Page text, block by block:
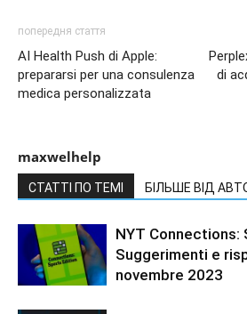
попередня стаття
AI Health Push di Apple:
prepararsi per una consulenza
medica personalizzata
di
maxwelhelp
СТАТТІ ПО ТЕМІ БІЛЬШЕ ВІД
NYT Connections:
Suggerimenti e
novembre 2023